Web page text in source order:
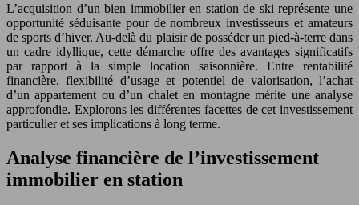
L’acquisition d’un bien immobilier en station de ski représente une
opportunité séduisante pour de nombreux investisseurs et amateurs
de sports d’hiver. Au-delà du plaisir de posséder un pied-à-terre dans
un cadre idyllique, cette démarche offre des avantages significatifs
par rapport à la simple location saisonnière. Entre rentabilité
financière, flexibilité d’usage et potentiel de valorisation, l’achat
d’un appartement ou d’un chalet en montagne mérite une analyse
approfondie. Explorons les différentes facettes de cet investissement
particulier et ses implications à long terme.
Analyse financière de l’investissement
immobilier en station